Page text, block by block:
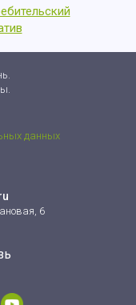
данных
6